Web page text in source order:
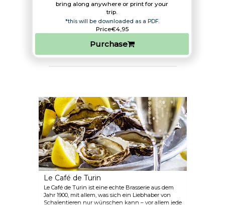
bring along anywhere or print for your
trip.​
*this will be downloaded as a PDF.
Price€4,95
Purchase
Le Café de Turin
Le Café de Turin ist eine echte Brasserie aus dem
Jahr 1900, mit allem, was sich ein Liebhaber von
Schalentieren nur wünschen kann – vor allem jede